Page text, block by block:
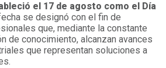
el 17 de agosto como el Día
se designó con el fin de
que, mediante la constante
de conocimiento, alcanzan avances
que representan soluciones a